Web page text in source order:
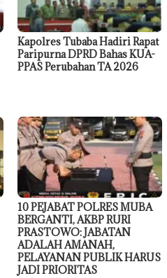
Kapolres Tubaba Hadiri Rapat
Paripurna DPRD Bahas KUA-
PPAS Perubahan TA 2026
10 PEJABAT POLRES MUBA
BERGANTI, AKBP RURI
PRASTOWO: JABATAN
ADALAH AMANAH,
PELAYANAN PUBLIK HARUS
JADI PRIORITAS